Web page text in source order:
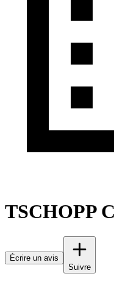
TSCHOPP
Écrire un avis
Suivre